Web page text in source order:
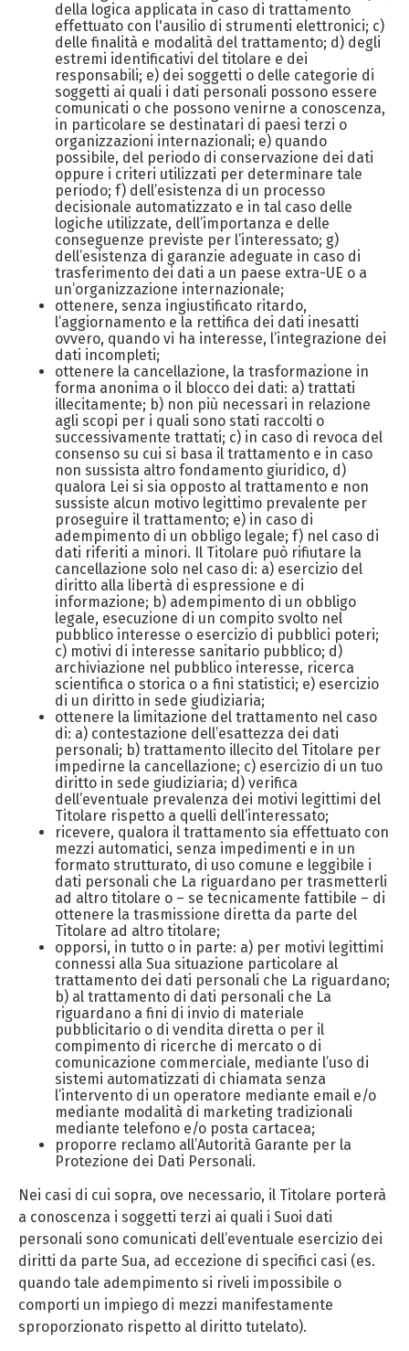
della logica applicata in caso di trattamento
effettuato con l'ausilio di strumenti elettronici; c)
delle finalità e modalità del trattamento; d) degli
estremi identificativi del titolare e dei
responsabili; e) dei soggetti o delle categorie di
soggetti ai quali i dati personali possono essere
comunicati o che possono venirne a conoscenza,
in particolare se destinatari di paesi terzi o
organizzazioni internazionali; e) quando
possibile, del periodo di conservazione dei dati
oppure i criteri utilizzati per determinare tale
periodo; f) dell’esistenza di un processo
decisionale automatizzato e in tal caso delle
logiche utilizzate, dell’importanza e delle
conseguenze previste per l’interessato; g)
dell’esistenza di garanzie adeguate in caso di
trasferimento dei dati a un paese extra-UE o a
un’organizzazione internazionale;
ottenere, senza ingiustificato ritardo,
l’aggiornamento e la rettifica dei dati inesatti
ovvero, quando vi ha interesse, l’integrazione dei
dati incompleti;
ottenere la cancellazione, la trasformazione in
forma anonima o il blocco dei dati: a) trattati
illecitamente; b) non più necessari in relazione
agli scopi per i quali sono stati raccolti o
successivamente trattati; c) in caso di revoca del
consenso su cui si basa il trattamento e in caso
non sussista altro fondamento giuridico, d)
qualora Lei si sia opposto al trattamento e non
sussiste alcun motivo legittimo prevalente per
proseguire il trattamento; e) in caso di
adempimento di un obbligo legale; f) nel caso di
dati riferiti a minori. Il Titolare può rifiutare la
cancellazione solo nel caso di: a) esercizio del
diritto alla libertà di espressione e di
informazione; b) adempimento di un obbligo
legale, esecuzione di un compito svolto nel
pubblico interesse o esercizio di pubblici poteri;
c) motivi di interesse sanitario pubblico; d)
archiviazione nel pubblico interesse, ricerca
scientifica o storica o a fini statistici; e) esercizio
di un diritto in sede giudiziaria;
ottenere la limitazione del trattamento nel caso
di: a) contestazione dell’esattezza dei dati
personali; b) trattamento illecito del Titolare per
impedirne la cancellazione; c) esercizio di un tuo
diritto in sede giudiziaria; d) verifica
dell’eventuale prevalenza dei motivi legittimi del
Titolare rispetto a quelli dell’interessato;
ricevere, qualora il trattamento sia effettuato con
mezzi automatici, senza impedimenti e in un
formato strutturato, di uso comune e leggibile i
dati personali che La riguardano per trasmetterli
ad altro titolare o – se tecnicamente fattibile – di
ottenere la trasmissione diretta da parte del
Titolare ad altro titolare;
opporsi, in tutto o in parte: a) per motivi legittimi
connessi alla Sua situazione particolare al
trattamento dei dati personali che La riguardano;
b) al trattamento di dati personali che La
riguardano a fini di invio di materiale
pubblicitario o di vendita diretta o per il
compimento di ricerche di mercato o di
comunicazione commerciale, mediante l’uso di
sistemi automatizzati di chiamata senza
l’intervento di un operatore mediante email e/o
mediante modalità di marketing tradizionali
mediante telefono e/o posta cartacea;
proporre reclamo all’Autorità Garante per la
Protezione dei Dati Personali.
Nei casi di cui sopra, ove necessario, il Titolare porterà
a conoscenza i soggetti terzi ai quali i Suoi dati
personali sono comunicati dell’eventuale esercizio dei
diritti da parte Sua, ad eccezione di specifici casi (es.
quando tale adempimento si riveli impossibile o
comporti un impiego di mezzi manifestamente
sproporzionato rispetto al diritto tutelato).